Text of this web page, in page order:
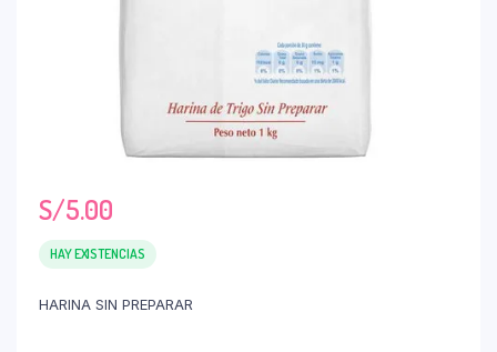
S/5.00
HAY EXISTENCIAS
HARINA SIN PREPARAR